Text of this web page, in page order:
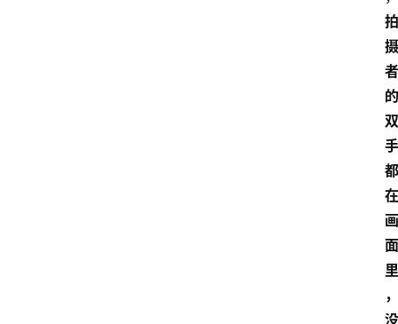
拍
摄
者
的
双
手
都
在
画
面
里
，
没